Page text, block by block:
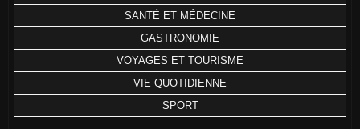
SANTÉ ET MÉDECINE
GASTRONOMIE
VOYAGES ET TOURISME
VIE QUOTIDIENNE
SPORT